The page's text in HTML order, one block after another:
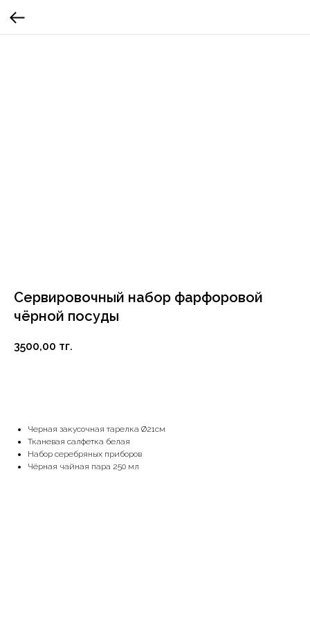
Сервировочный набор фарфоровой
чёрной посуды
3500,00 тг.
Черная закусочная тарелка Ø21см
Тканевая салфетка белая
Набор серебряных приборов
Чёрная чайная пара 250 мл